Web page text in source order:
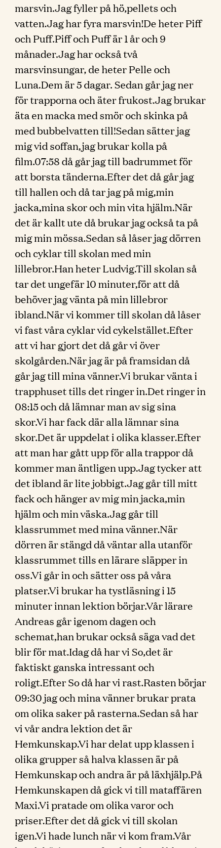
marsvin.Jag fyller på hö,pellets och
vatten.Jag har fyra marsvin!De heter Piff
och Puff.Piff och Puff är 1 år och 9
månader.Jag har också två
marsvinsungar, de heter Pelle och
Luna.Dem är 5 dagar. Sedan går jag ner
för trapporna och äter frukost.Jag brukar
äta en macka med smör och skinka på
med bubbelvatten till!Sedan sätter jag
mig vid soffan,jag brukar kolla på
film.07:58 då går jag till badrummet för
att borsta tänderna.Efter det då går jag
till hallen och då tar jag på mig,min
jacka,mina skor och min vita hjälm.När
det är kallt ute då brukar jag också ta på
mig min mössa.Sedan så låser jag dörren
och cyklar till skolan med min
lillebror.Han heter Ludvig.Till skolan så
tar det ungefär 10 minuter,för att då
behöver jag vänta på min lillebror
ibland.När vi kommer till skolan då låser
vi fast våra cyklar vid cykelstället.Efter
att vi har gjort det då går vi över
skolgården.När jag är på framsidan då
går jag till mina vänner.Vi brukar vänta i
trapphuset tills det ringer in.Det ringer in
08:15 och då lämnar man av sig sina
skor.Vi har fack där alla lämnar sina
skor.Det är uppdelat i olika klasser.Efter
att man har gått upp för alla trappor då
kommer man äntligen upp.Jag tycker att
det ibland är lite jobbigt.Jag går till mitt
fack och hänger av mig min jacka,min
hjälm och min väska.Jag går till
klassrummet med mina vänner.När
dörren är stängd då väntar alla utanför
klassrummet tills en lärare släpper in
oss.Vi går in och sätter oss på våra
platser.Vi brukar ha tystläsning i 15
minuter innan lektion börjar.Vår lärare
Andreas går igenom dagen och
schemat,han brukar också säga vad det
blir för mat.Idag då har vi So,det är
faktiskt ganska intressant och
roligt.Efter So då har vi rast.Rasten börjar
09:30 jag och mina vänner brukar prata
om olika saker på rasterna.Sedan så har
vi vår andra lektion det är
Hemkunskap.Vi har delat upp klassen i
olika grupper så halva klassen är på
Hemkunskap och andra är på läxhjälp.På
Hemkunskapen då gick vi till mataffären
Maxi.Vi pratade om olika varor och
priser.Efter det då gick vi till skolan
igen.Vi hade lunch när vi kom fram.Vår